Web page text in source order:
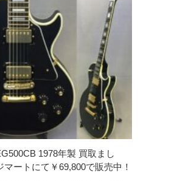
1978年製 買取まし
マートにて￥69,800で販売中！